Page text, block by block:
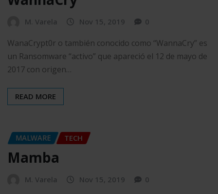
M. Varela Nov 15, 2019 0
WanaCrypt0r o también conocido como “WannaCry” es
un Ransomware “activo” que apareció el 12 de mayo de
2017 con origen…
READ MORE
MALWARE TECH
Mamba
M. Varela Nov 15, 2019 0